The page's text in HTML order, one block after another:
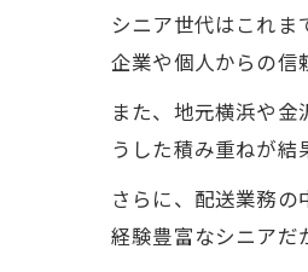
シニア世代はこれま
企業や個人からの信
また、地元横浜や
うした積み重ねが結
さらに、配送業務の
経験豊富なシニアだ